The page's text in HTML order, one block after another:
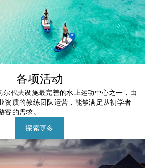
各项活动
代夫设施最完善的水上运动中心之一，由
资质的教练团队运营，能够满足从初学者
客的需求。
探索更多